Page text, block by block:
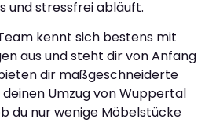
und stressfrei abläuft.
kennt sich bestens mit
aus und steht dir von Anfang
dir maßgeschneiderte
Umzug von Wuppertal
du nur wenige Möbelstücke